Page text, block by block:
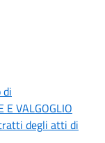
di
E VALGOGLIO
degli atti di